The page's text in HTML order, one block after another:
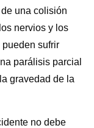
una colisión
nervios y los
sufrir
parálisis parcial
gravedad de la
no debe